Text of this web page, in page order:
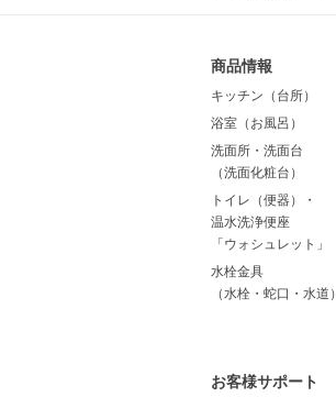
商品情報
キッチン（台所）
浴室（お風呂）
洗面所・洗面台
（洗面化粧台）
トイレ（便器）・
温水洗浄便座
「ウォシュレット」
水栓金具
（水栓・蛇口・水道）
お客様サポート